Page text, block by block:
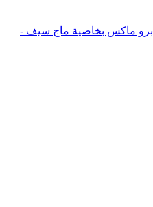
ابل كفر سيليكون لجوال ايفون 16 برو ماكس بخاصية ماج سيف -